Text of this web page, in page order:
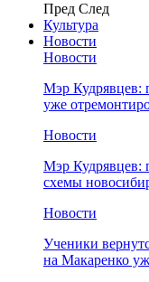
Пред След
Культура
Новости
Новости
Мэр Кудрявцев:
уже
Новости
Мэр Кудрявцев:
схемы
Новости
Ученики
на Макаренко